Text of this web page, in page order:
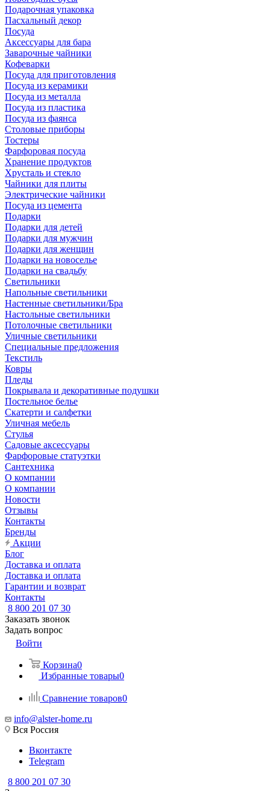
Подарочная упаковка
Пасхальный декор
Посуда
Аксессуары для бара
Заварочные чайники
Кофеварки
Посуда для приготовления
Посуда из керамики
Посуда из металла
Посуда из пластика
Посуда из фаянса
Столовые приборы
Тостеры
Фарфоровая посуда
Хранение продуктов
Хрусталь и стекло
Чайники для плиты
Электрические чайники
Посуда из цемента
Подарки
Подарки для детей
Подарки для мужчин
Подарки для женщин
Подарки на новоселье
Подарки на свадьбу
Светильники
Напольные светильники
Настенные светильники/Бра
Настольные светильники
Потолочные светильники
Уличные светильники
Специальные предложения
Текстиль
Ковры
Пледы
Покрывала и декоративные подушки
Постельное белье
Скатерти и салфетки
Уличная мебель
Стулья
Садовые аксессуары
Фарфоровые статуэтки
Сантехника
О компании
О компании
Новости
Отзывы
Контакты
Бренды
Акции
Блог
Доставка и оплата
Доставка и оплата
Гарантии и возврат
Контакты
8 800 201 07 30
Заказать звонок
Задать вопрос
Войти
Корзина0
Избранные товары0
Сравнение товаров0
info@alster-home.ru
Вся Россия
Вконтакте
Telegram
8 800 201 07 30